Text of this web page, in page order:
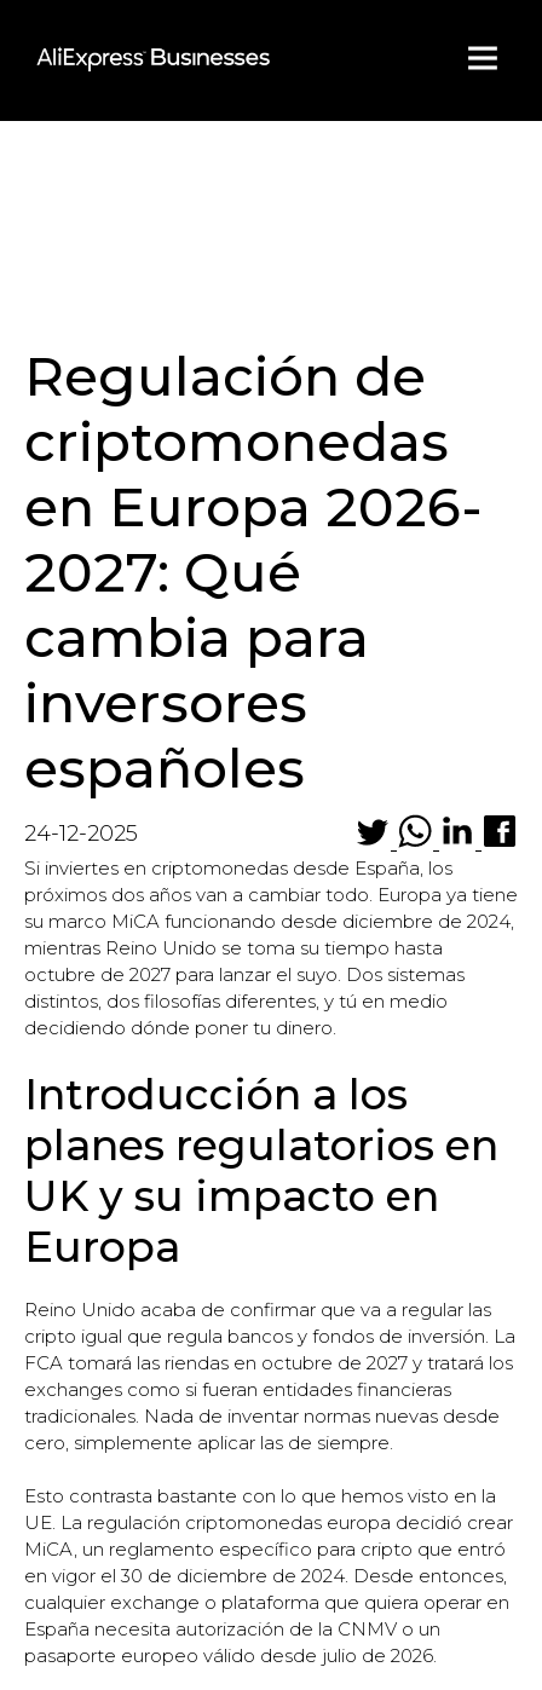
content
Regulación de
criptomonedas
en Europa 2026-
2027: Qué
cambia para
inversores
españoles
24-12-2025
Si inviertes en criptomonedas desde España, los
próximos dos años van a cambiar todo. Europa ya tiene
su marco MiCA funcionando desde diciembre de 2024,
mientras Reino Unido se toma su tiempo hasta
octubre de 2027 para lanzar el suyo. Dos sistemas
distintos, dos filosofías diferentes, y tú en medio
decidiendo dónde poner tu dinero.
Introducción a los
planes regulatorios en
UK y su impacto en
Europa
Reino Unido acaba de confirmar que va a regular las
cripto igual que regula bancos y fondos de inversión. La
FCA tomará las riendas en octubre de 2027 y tratará los
exchanges como si fueran entidades financieras
tradicionales. Nada de inventar normas nuevas desde
cero, simplemente aplicar las de siempre.
Esto contrasta bastante con lo que hemos visto en la
UE. La regulación criptomonedas europa decidió crear
MiCA, un reglamento específico para cripto que entró
en vigor el 30 de diciembre de 2024. Desde entonces,
cualquier exchange o plataforma que quiera operar en
España necesita autorización de la CNMV o un
pasaporte europeo válido desde julio de 2026.